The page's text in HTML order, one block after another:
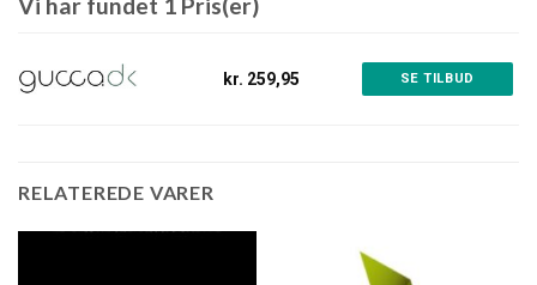
kr. 259,95 SE TILBUD
RELATEREDE VARER